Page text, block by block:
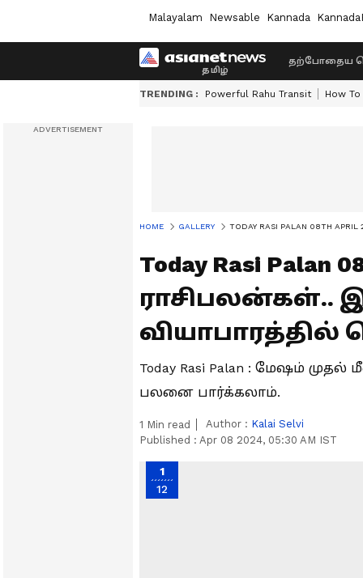
Malayalam Newsable Kannada
தற்போதைய
TRENDING : Powerful Rahu Transit How
HOME GALLERY TODAY RASI PALAN 08TH
Today Rasi
ராசிபலன்கள்..
வியாபாரத்தில்
Today Rasi Palan : மேஷம்
பலனை பார்க்கலாம்.
1 Min read Author : Kalai Selvi
Published : Apr 08 2024, 05:30 AM IST
1
12